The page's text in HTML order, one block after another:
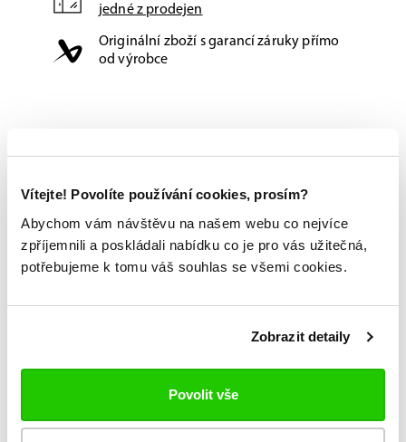
Vítejte! Povolíte používání cookies, prosím?
Abychom vám návštěvu na našem webu co nejvíce
zpříjemnili a poskládali nabídku co je pro vás užitečná,
potřebujeme k tomu váš souhlas se všemi cookies.
Zobrazit detaily
Povolit vše
jedné z prodejen
Originální zboží s garancí záruky přímo
od výrobce